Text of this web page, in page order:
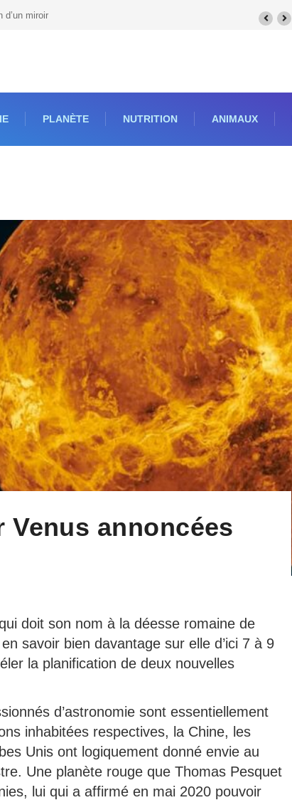
?
PLANÈTE NUTRITION ANIMAUX
annoncées
doit son nom à la déesse romaine de
savoir bien davantage sur elle d’ici 7 à 9
la planification de deux nouvelles
d’astronomie sont essentiellement
inhabitées respectives, la Chine, les
Unis ont logiquement donné envie au
Une planète rouge que Thomas Pesquet
lui qui a affirmé en mai 2020 pouvoir